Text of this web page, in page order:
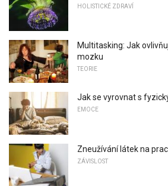
HOLISTICKÉ ZDRAVÍ
Multitasking: Jak
mozku
TEORIE
Jak se vyrovnat s
EMOCE
Zneužívání látek na
ZÁVISLOST